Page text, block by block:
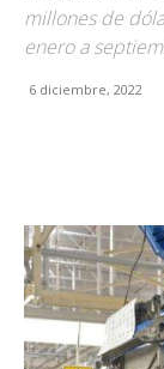
millones de
enero a
6 diciembre, 2022